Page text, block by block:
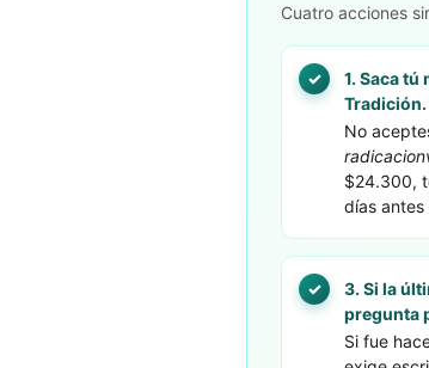
Cuatro acciones
1. Saca
Tradición.
No
$24.300,
días antes
3. Si la
pregunta
Si fue